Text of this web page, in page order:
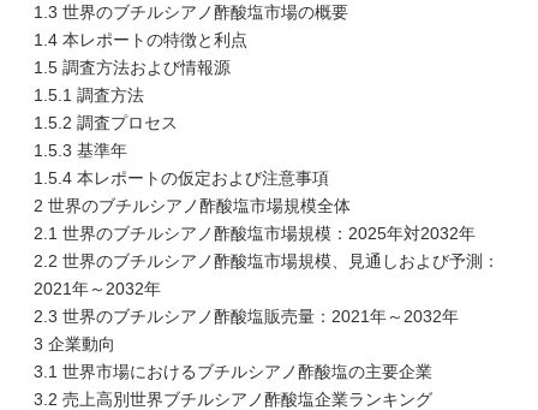
1.3 世界のブチルシアノ酢酸塩市場の概要
1.4 本レポートの特徴と利点
1.5 調査方法および情報源
1.5.1 調査方法
1.5.2 調査プロセス
1.5.3 基準年
1.5.4 本レポートの仮定および注意事項
2 世界のブチルシアノ酢酸塩市場規模全体
2.1 世界のブチルシアノ酢酸塩市場規模：2025年対2032年
2.2 世界のブチルシアノ酢酸塩市場規模、見通しおよび予測：
2021年～2032年
2.3 世界のブチルシアノ酢酸塩販売量：2021年～2032年
3 企業動向
3.1 世界市場におけるブチルシアノ酢酸塩の主要企業
3.2 売上高別世界ブチルシアノ酢酸塩企業ランキング